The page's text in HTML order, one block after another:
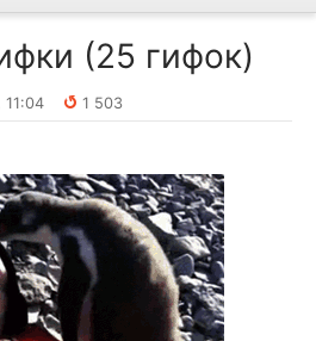
(25 гифок)
11:04
1 503